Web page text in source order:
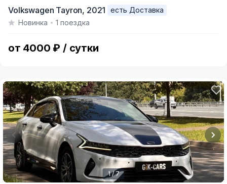
of
Volkswagen Tayron, 2021
есть Доставка
Новинка
1 поездка
от 4000 ₽ / сутки
1 / 7